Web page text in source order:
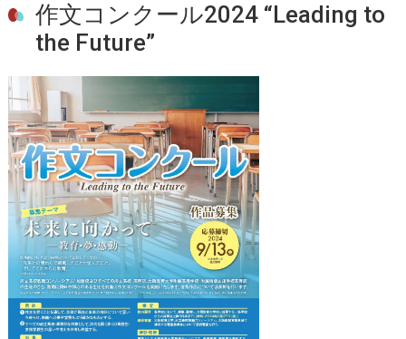
作文コンクール2024 “Leading to
the Future”